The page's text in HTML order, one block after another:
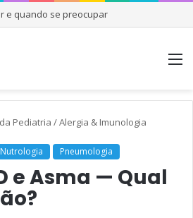
e quando se preocupar
Pediatria /Alergia & Imunologia
Nutrologia Pneumologia
e Asma — Qual